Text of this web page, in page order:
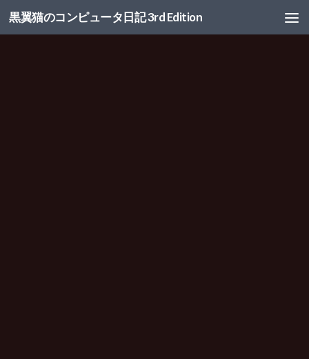
コンテンツへスキップ
黒翼猫のコンピュータ日記 3rd Edition